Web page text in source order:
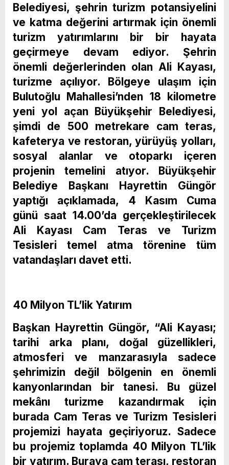
Belediyesi, şehrin turizm potansiyelini
ve katma değerini artırmak için önemli
turizm yatırımlarını bir bir hayata
geçirmeye devam ediyor. Şehrin
önemli değerlerinden olan Ali Kayası,
turizme açılıyor. Bölgeye ulaşım için
Bulutoğlu Mahallesi’nden 18 kilometre
yeni yol açan Büyükşehir Belediyesi,
şimdi de 500 metrekare cam teras,
kafeterya ve restoran, yürüyüş yolları,
sosyal alanlar ve otoparkı içeren
projenin temelini atıyor. Büyükşehir
Belediye Başkanı Hayrettin Güngör
yaptığı açıklamada, 4 Kasım Cuma
günü saat 14.00’da gerçekleştirilecek
Ali Kayası Cam Teras ve Turizm
Tesisleri temel atma törenine tüm
vatandaşları davet etti.
40 Milyon TL’lik Yatırım
Başkan Hayrettin Güngör, “Ali Kayası;
tarihi arka planı, doğal güzellikleri,
atmosferi ve manzarasıyla sadece
şehrimizin değil bölgenin en önemli
kanyonlarından bir tanesi. Bu güzel
mekânı turizme kazandırmak için
burada Cam Teras ve Turizm Tesisleri
projemizi hayata geçiriyoruz. Sadece
bu projemiz toplamda 40 Milyon TL’lik
bir yatırım. Buraya cam terası, restoran